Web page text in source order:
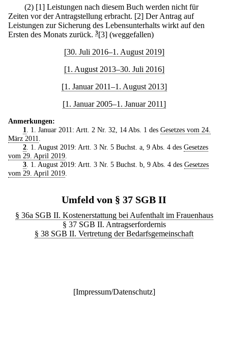
(2) [1] Leistungen nach diesem Buch werden nicht für
Zeiten vor der Antragstellung erbracht. [2] Der Antrag auf
Leistungen zur Sicherung des Lebensunterhalts wirkt auf den
Ersten des Monats zurück. 3[3] (weggefallen)
[30. Juli 2016–1. August 2019]
[1. August 2013–30. Juli 2016]
[1. Januar 2011–1. August 2013]
[1. Januar 2005–1. Januar 2011]
Anmerkungen:
1
. 1. Januar 2011: Artt. 2 Nr. 32, 14 Abs. 1 des Gesetzes vom 24.
März 2011
2. 1. August 2019: Artt. 3 Nr. 5 Buchst. a, 9 Abs. 4 des Gesetzes
vom 29. April 2019
3. 1. August 2019: Artt. 3 Nr. 5 Buchst. b, 9 Abs. 4 des Gesetzes
vom 29. April 2019
Umfeld von § 37 SGB II
§ 36a SGB II. Kostenerstattung bei Aufenthalt im Frauenhaus
§ 37 SGB II. Antragserfordernis
§ 38 SGB II. Vertretung der Bedarfsgemeinschaft
[Impressum/Datenschutz]